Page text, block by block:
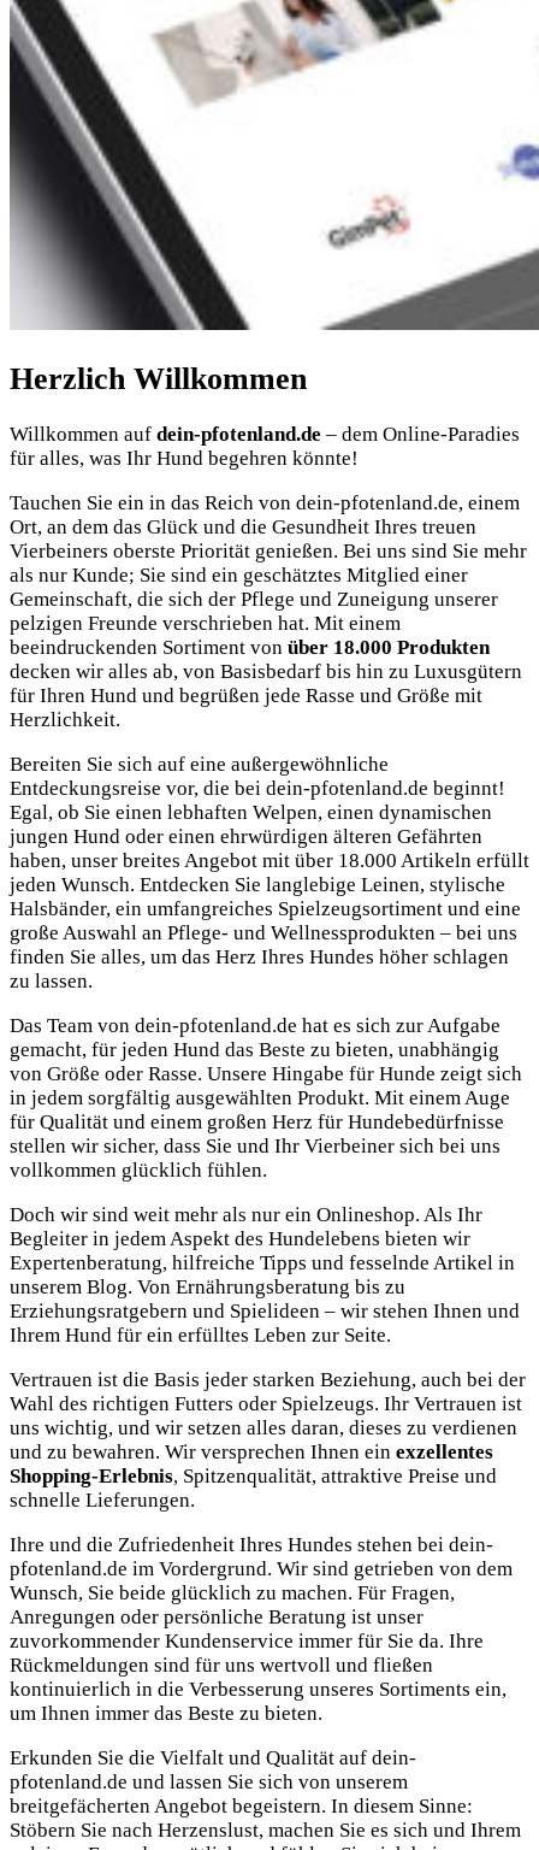
Herzlich Willkommen
Willkommen auf dein-pfotenland.de – dem Online-Paradies
für alles, was Ihr Hund begehren könnte!
Tauchen Sie ein in das Reich von dein-pfotenland.de, einem
Ort, an dem das Glück und die Gesundheit Ihres treuen
Vierbeiners oberste Priorität genießen. Bei uns sind Sie mehr
als nur Kunde; Sie sind ein geschätztes Mitglied einer
Gemeinschaft, die sich der Pflege und Zuneigung unserer
pelzigen Freunde verschrieben hat. Mit einem
beeindruckenden Sortiment von über 18.000 Produkten
decken wir alles ab, von Basisbedarf bis hin zu Luxusgütern
für Ihren Hund und begrüßen jede Rasse und Größe mit
Herzlichkeit.
Bereiten Sie sich auf eine außergewöhnliche
Entdeckungsreise vor, die bei dein-pfotenland.de beginnt!
Egal, ob Sie einen lebhaften Welpen, einen dynamischen
jungen Hund oder einen ehrwürdigen älteren Gefährten
haben, unser breites Angebot mit über 18.000 Artikeln erfüllt
jeden Wunsch. Entdecken Sie langlebige Leinen, stylische
Halsbänder, ein umfangreiches Spielzeugsortiment und eine
große Auswahl an Pflege- und Wellnessprodukten – bei uns
finden Sie alles, um das Herz Ihres Hundes höher schlagen
zu lassen.
Das Team von dein-pfotenland.de hat es sich zur Aufgabe
gemacht, für jeden Hund das Beste zu bieten, unabhängig
von Größe oder Rasse. Unsere Hingabe für Hunde zeigt sich
in jedem sorgfältig ausgewählten Produkt. Mit einem Auge
für Qualität und einem großen Herz für Hundebedürfnisse
stellen wir sicher, dass Sie und Ihr Vierbeiner sich bei uns
vollkommen glücklich fühlen.
Doch wir sind weit mehr als nur ein Onlineshop. Als Ihr
Begleiter in jedem Aspekt des Hundelebens bieten wir
Expertenberatung, hilfreiche Tipps und fesselnde Artikel in
unserem Blog. Von Ernährungsberatung bis zu
Erziehungsratgebern und Spielideen – wir stehen Ihnen und
Ihrem Hund für ein erfülltes Leben zur Seite.
Vertrauen ist die Basis jeder starken Beziehung, auch bei der
Wahl des richtigen Futters oder Spielzeugs. Ihr Vertrauen ist
uns wichtig, und wir setzen alles daran, dieses zu verdienen
und zu bewahren. Wir versprechen Ihnen ein exzellentes
Shopping-Erlebnis, Spitzenqualität, attraktive Preise und
schnelle Lieferungen.
Ihre und die Zufriedenheit Ihres Hundes stehen bei dein-
pfotenland.de im Vordergrund. Wir sind getrieben von dem
Wunsch, Sie beide glücklich zu machen. Für Fragen,
Anregungen oder persönliche Beratung ist unser
zuvorkommender Kundenservice immer für Sie da. Ihre
Rückmeldungen sind für uns wertvoll und fließen
kontinuierlich in die Verbesserung unseres Sortiments ein,
um Ihnen immer das Beste zu bieten.
Erkunden Sie die Vielfalt und Qualität auf dein-
pfotenland.de und lassen Sie sich von unserem
breitgefächerten Angebot begeistern. In diesem Sinne:
Stöbern Sie nach Herzenslust, machen Sie es sich und Ihrem